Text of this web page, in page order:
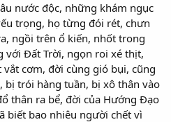
nước độc, những khám ngục
trọng, họ từng đói rét, chưn
ngồi trên ổ kiến, nhốt trong
với Đất Trời, ngọn roi xé thịt,
cơm, đời cùng gió bụi, cũng
trói hàng tuần, bị xô thân vào
thân ra bể, đời của Hướng Đạo
biết bao nhiêu người chết vì